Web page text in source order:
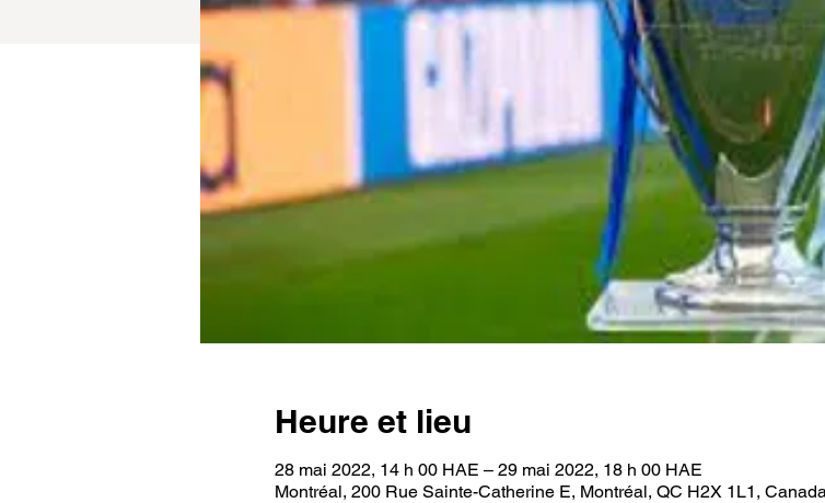
Heure et lieu
28 mai 2022, 14 h 00 HAE – 29 mai 2022, 18 h 00 HAE
Montréal, 200 Rue Sainte-Catherine E, Montréal, QC H2X 1L1, Canada